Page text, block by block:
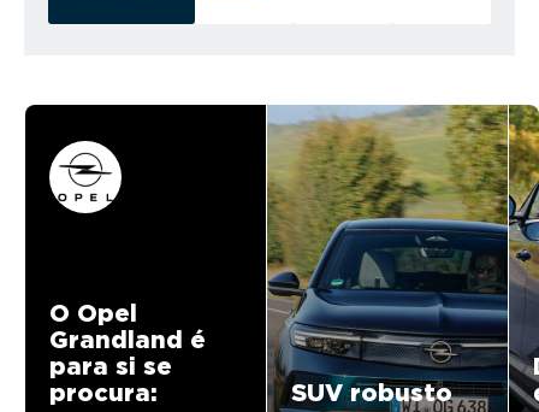
O Opel
Grandland é
para si se
procura:
SUV robusto